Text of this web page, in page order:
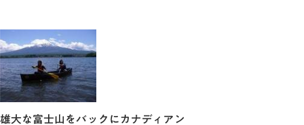
雄大な富士山をバックにカナディアン